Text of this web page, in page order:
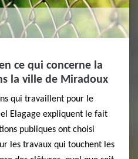
ce qui concerne la
la ville de Miradoux
qui travaillent pour le
Elagage expliquent le fait
publiques ont choisi
les travaux qui touchent les